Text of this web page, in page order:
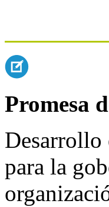
Promesa
Desarrollo
para la